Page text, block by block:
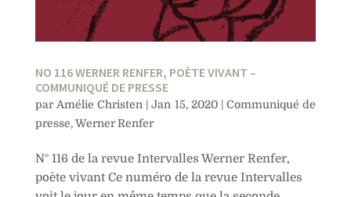
NO 116 WERNER RENFER, POÈTE VIVANT –
COMMUNIQUÉ DE PRESSE
par Amélie Christen |Jan 15, 2020|Communiqué de
presse,Werner Renfer
N° 116 de la revue Intervalles Werner Renfer,
poète vivant Ce numéro de la revue Intervalles